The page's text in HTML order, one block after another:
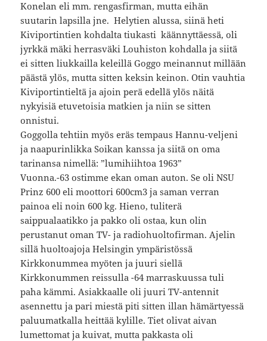
Konelan eli mm. rengasfirman, mutta eihän
suutarin lapsilla jne. Helytien alussa, siinä heti
Kiviportintien kohdalta tiukasti käännyttäessä, oli
jyrkkä mäki herrasväki Louhiston kohdalla ja siitä
ei sitten liukkailla keleillä Goggo meinannut millään
päästä ylös, mutta sitten keksin keinon. Otin vauhtia
Kiviportintieltä ja ajoin perä edellä ylös näitä
nykyisiä etuvetoisia matkien ja niin se sitten
onnistui.
Goggolla tehtiin myös eräs tempaus Hannu-veljeni
ja naapurinlikka Soikan kanssa ja siitä on oma
tarinansa nimellä: ”lumihiihtoa 1963”
Vuonna.-63 ostimme ekan oman auton. Se oli NSU
Prinz 600 eli moottori 600cm3 ja saman verran
painoa eli noin 600 kg. Hieno, tuliterä
saippualaatikko ja pakko oli ostaa, kun olin
perustanut oman TV- ja radiohuoltofirman. Ajelin
sillä huoltoajoja Helsingin ympäristössä
Kirkkonummea myöten ja juuri siellä
Kirkkonummen reissulla -64 marraskuussa tuli
paha kämmi. Asiakkaalle oli juuri TV-antennit
asennettu ja pari miestä piti sitten illan hämärtyessä
paluumatkalla heittää kylille. Tiet olivat aivan
lumettomat ja kuivat, mutta pakkasta oli